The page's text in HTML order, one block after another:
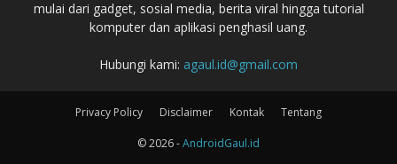
mulai dari gadget, sosial media, berita viral hingga tutorial
komputer dan aplikasi penghasil uang.
Hubungi kami: agaul.id@gmail.com
Privacy Policy Disclaimer Kontak Tentang
© 2026 -AndroidGaul.id